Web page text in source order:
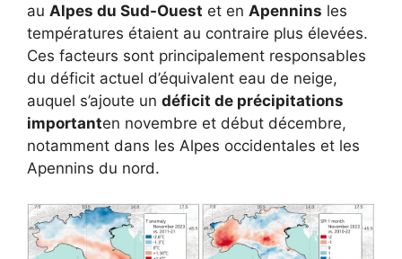
au Alpes du Sud-Ouest et en Apennins les
températures étaient au contraire plus élevées.
Ces facteurs sont principalement responsables
du déficit actuel d’équivalent eau de neige,
auquel s’ajoute un déficit de précipitations
importanten novembre et début décembre,
notamment dans les Alpes occidentales et les
Apennins du nord.